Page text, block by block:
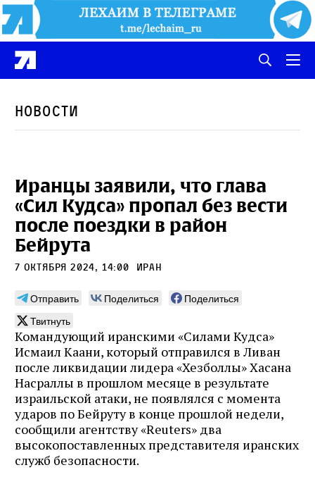
Новости
Иранцы заявили, что глава
«Сил Кудса» пропал без вести
после поездки в район
Бейрута
7 октября 2024, 14:00 Иран
Отправить Поделиться
Поделиться
Твитнуть
Командующий иранскими «Силами Кудса»
Исмаил Каани, который отправился в Ливан
после ликвидации лидера «Хезболлы» Хасана
Насраллы в прошлом месяце в результате
израильской атаки, не появлялся с момента
ударов по Бейруту в конце прошлой недели,
сообщили агентству «Reuters» два
высокопоставленных представителя иранских
служб безопасности.